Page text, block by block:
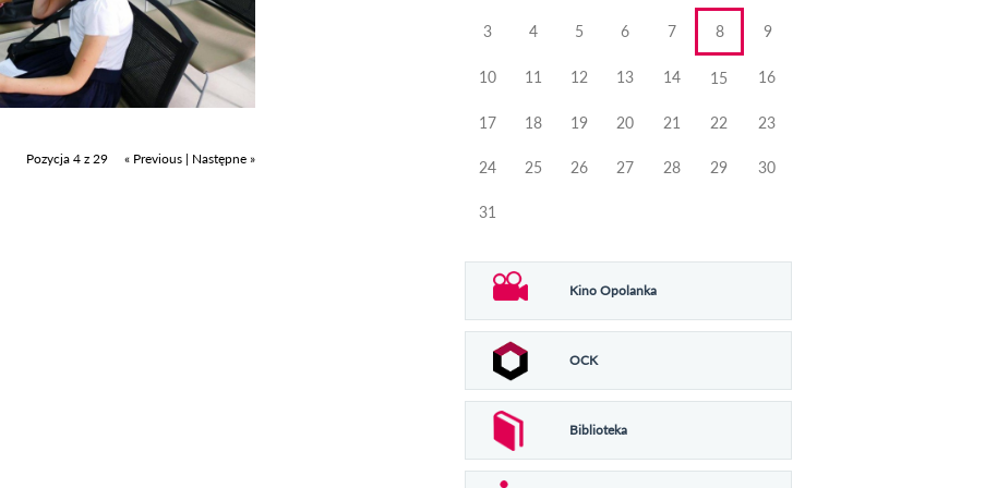
Pozycja 4 z 29 « Previous | Następne »
3 4 5 6 7 8 9
10 11 12 13 14 15 16
17 18 19 20 21 22 23
24 25 26 27 28 29 30
31
Kino Opolanka
OCK
Biblioteka